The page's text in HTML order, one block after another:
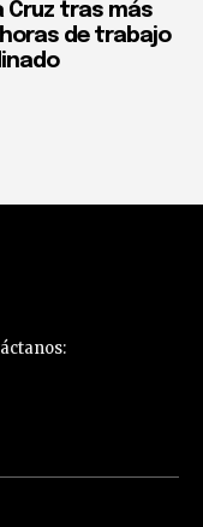
Cruz tras más
horas de trabajo